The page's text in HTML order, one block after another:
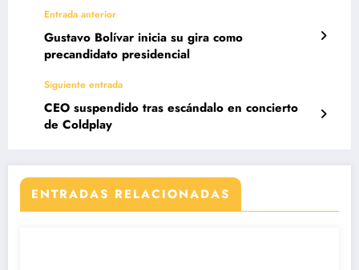
Entrada anterior
Gustavo Bolívar inicia su gira como
precandidato presidencial
Siguiente entrada
CEO suspendido tras escándalo en concierto
de Coldplay
ENTRADAS RELACIONADAS